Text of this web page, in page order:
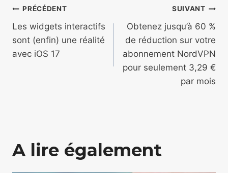
Navigation
de
l’article
PRÉCÉDENT
Les widgets interactifs
sont (enfin) une réalité
avec iOS 17
SUIVANT
Obtenez jusqu’à 60 %
de réduction sur votre
abonnement NordVPN
pour seulement 3,29 €
par mois
A lire également